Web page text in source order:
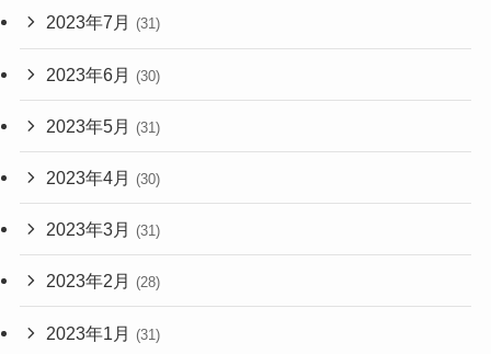
2023年7月 (31)
2023年6月 (30)
2023年5月 (31)
2023年4月 (30)
2023年3月 (31)
2023年2月 (28)
2023年1月 (31)